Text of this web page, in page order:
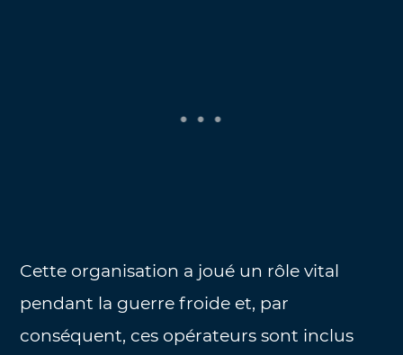
Cette organisation a joué un rôle vital
pendant la guerre froide et, par
conséquent, ces opérateurs sont inclus